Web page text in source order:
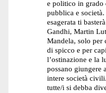
e politico in grado
pubblica e
esagerata ti
Gandhi, Martin
Mandela, solo per
di spicco e per
l’ostinazione e la
possano giungere
intere società
tutte/i si debba